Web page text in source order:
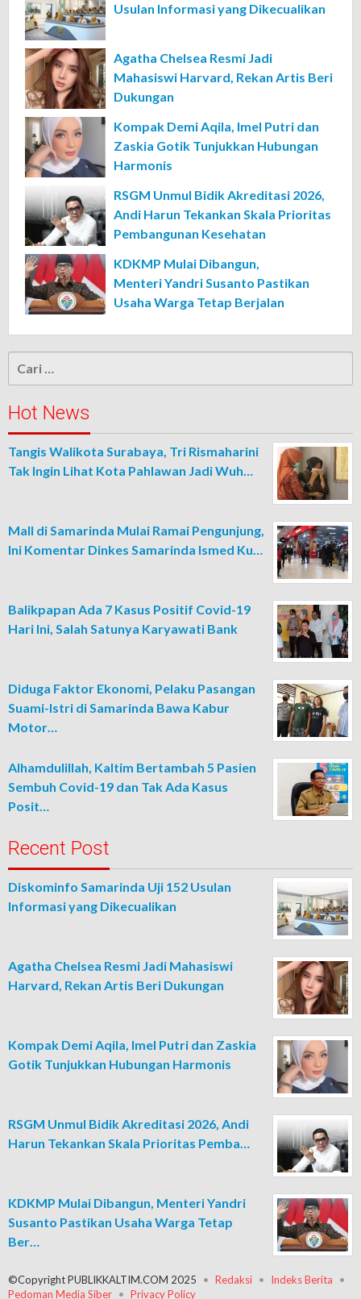
Usulan Informasi yang Dikecualikan
Agatha Chelsea Resmi Jadi
Mahasiswi Harvard, Rekan Artis Beri
Dukungan
Kompak Demi Aqila, Imel Putri dan
Zaskia Gotik Tunjukkan Hubungan
Harmonis
RSGM Unmul Bidik Akreditasi 2026,
Andi Harun Tekankan Skala Prioritas
Pembangunan Kesehatan
KDKMP Mulai Dibangun,
Menteri Yandri Susanto Pastikan
Usaha Warga Tetap Berjalan
Cari
untuk:
Hot News
Tangis Walikota Surabaya, Tri Rismaharini
Tak Ingin Lihat Kota Pahlawan Jadi Wuh…
Mall di Samarinda Mulai Ramai Pengunjung,
Ini Komentar Dinkes Samarinda Ismed Ku…
Balikpapan Ada 7 Kasus Positif Covid-19
Hari Ini, Salah Satunya Karyawati Bank
Diduga Faktor Ekonomi, Pelaku Pasangan
Suami-Istri di Samarinda Bawa Kabur
Motor…
Alhamdulillah, Kaltim Bertambah 5 Pasien
Sembuh Covid-19 dan Tak Ada Kasus
Posit…
Recent Post
Diskominfo Samarinda Uji 152 Usulan
Informasi yang Dikecualikan
Agatha Chelsea Resmi Jadi Mahasiswi
Harvard, Rekan Artis Beri Dukungan
Kompak Demi Aqila, Imel Putri dan Zaskia
Gotik Tunjukkan Hubungan Harmonis
RSGM Unmul Bidik Akreditasi 2026, Andi
Harun Tekankan Skala Prioritas Pemba…
KDKMP Mulai Dibangun, Menteri Yandri
Susanto Pastikan Usaha Warga Tetap
Ber…
©Copyright PUBLIKKALTIM.COM 2025 Redaksi
Indeks Berita
Pedoman Media Siber
Privacy Policy